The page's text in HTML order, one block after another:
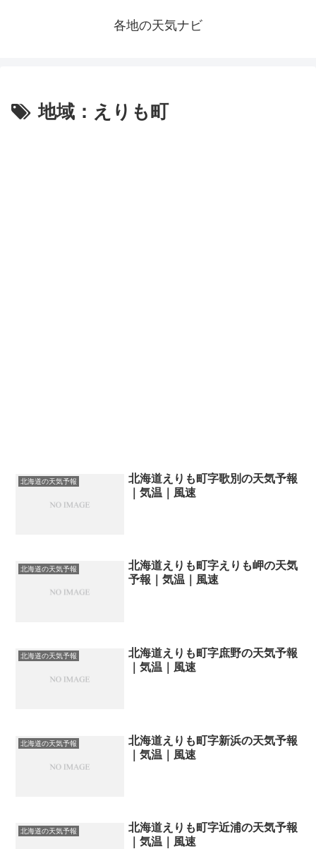
各地の天気ナビ
地域：えりも町
北海道の天気予報
北海道えりも町字歌別の天気予報
｜気温｜風速
北海道の天気予報
北海道えりも町字えりも岬の天気
予報｜気温｜風速
北海道の天気予報
北海道えりも町字庶野の天気予報
｜気温｜風速
北海道の天気予報
北海道えりも町字新浜の天気予報
｜気温｜風速
北海道の天気予報
北海道えりも町字近浦の天気予報
｜気温｜風速